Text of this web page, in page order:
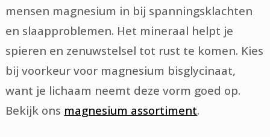
mensen magnesium in bij spanningsklachten
en slaapproblemen. Het mineraal helpt je
spieren en zenuwstelsel tot rust te komen. Kies
bij voorkeur voor magnesium bisglycinaat,
want je lichaam neemt deze vorm goed op.
Bekijk ons magnesium assortiment.